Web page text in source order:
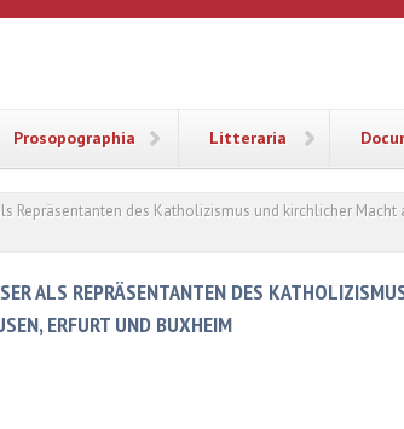
Prosopographia Litteraria
Repräsentanten des Katholizismus und kirchlicher
ALS REPRÄSENTANTEN DES
ERFURT UND BUXHEIM